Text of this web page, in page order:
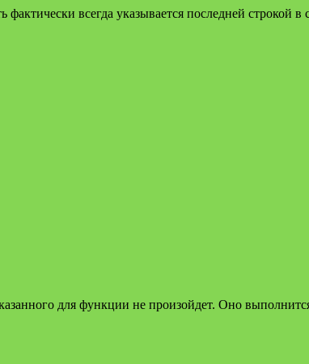
всегда указывается последней строкой
для функции не произойдет. Оно